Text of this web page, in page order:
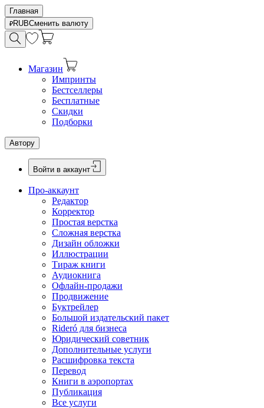
Главная
RUBСменить валюту
Магазин
Импринты
Бестселлеры
Бесплатные
Скидки
Подборки
Автору
Войти в аккаунт
Про-аккаунт
Редактор
Корректор
Простая верстка
Сложная верстка
Дизайн обложки
Иллюстрации
Тираж книги
Аудиокнига
Офлайн-продажи
Продвижение
Буктрейлер
Большой издательский пакет
Rideró для бизнеса
Юридический советник
Дополнительные услуги
Расшифровка текста
Перевод
Книги в аэропортах
Публикация
Все услуги